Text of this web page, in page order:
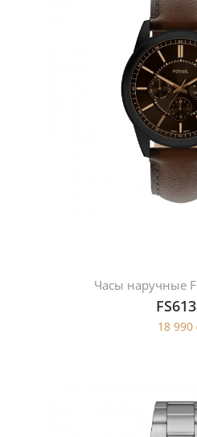
Часы наручные
18 990